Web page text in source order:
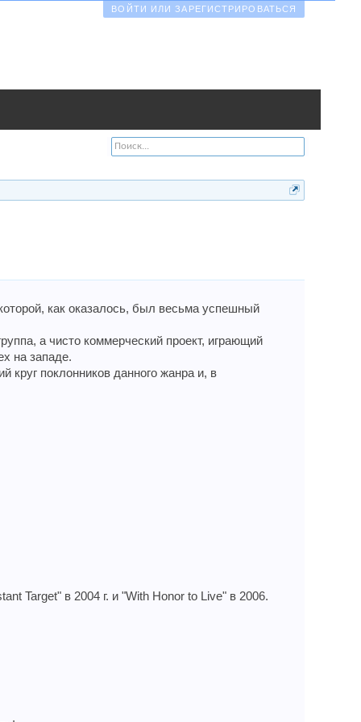
ВОЙТИ ИЛИ ЗАРЕГИСТРИРОВАТЬСЯ
как оказалось, был весьма успешный
а чисто коммерческий проект, играющий
на западе.
круг поклонников данного жанра и, в
Target" в 2004 г. и "With Honor to Live" в 2006.